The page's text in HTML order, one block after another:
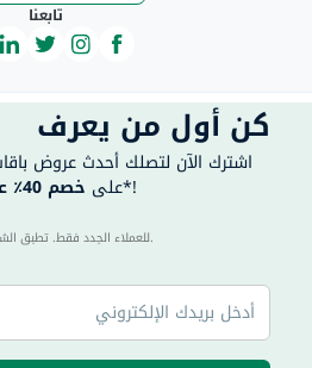
تابعنا
كن أول من يعرف
اشترك الآن لتصلك أحدث عروض
على خصم 40٪ على طلبك الأول مباشرةً*!
40 للعملاء الجدد فقط. تطبق الشروط والأحكام.